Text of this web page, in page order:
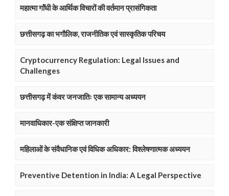
महात्मा गाॅंधी के आर्थिक विचारों की वर्तमान प्रासंगिकता
छत्तीसगढ़ का भगौलिक, राजनीतिक एवं सास्कृतिक परिचय
Cryptocurrency Regulation: Legal Issues and
Challenges
छत्तीसगढ़ में कंवर जनजातिः एक सामान्य अध्ययन
मानवाधिकार-एक संक्षिप्त जानकारी
महिलाओं के संवैधानिक एवं विधिक अधिकार: विश्लेषणात्मक अध्ययन
Preventive Detention in India: A Legal Perspective